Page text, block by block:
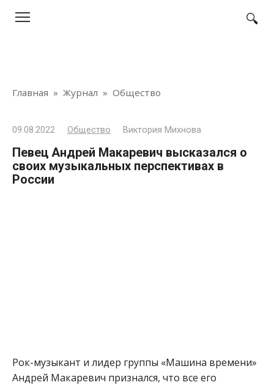
Главная » Журнал » Общество
09.08.2022 Общество Виктория Михнова
Певец Андрей Макаревич высказался о
своих музыкальных перспективах в
России
Рок-музыкант и лидер группы «Машина времени»
Андрей Макаревич признался, что все его